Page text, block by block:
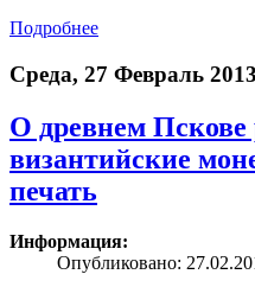
Подробнее
Среда, 27 Февраль 2013
О древнем Пскове
византийские
печать
Информация:
Опубликовано: